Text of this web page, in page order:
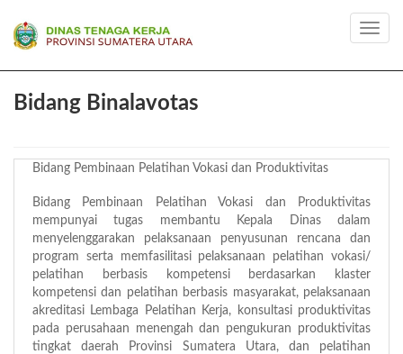
Bidang Binalavotas
Bidang Pembinaan Pelatihan Vokasi dan Produktivitas
Bidang Pembinaan Pelatihan Vokasi dan Produktivitas
mempunyai tugas membantu Kepala Dinas dalam
menyelenggarakan pelaksanaan penyusunan rencana dan
program serta memfasilitasi pelaksanaan pelatihan vokasi/
pelatihan berbasis kompetensi berdasarkan klaster
kompetensi dan pelatihan berbasis masyarakat, pelaksanaan
akreditasi Lembaga Pelatihan Kerja, konsultasi produktivitas
pada perusahaan menengah dan pengukuran produktivitas
tingkat daerah Provinsi Sumatera Utara, dan pelatihan